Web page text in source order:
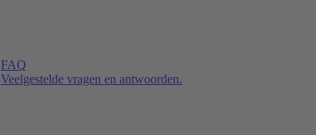
FAQ
Veelgestelde vragen en antwoorden.